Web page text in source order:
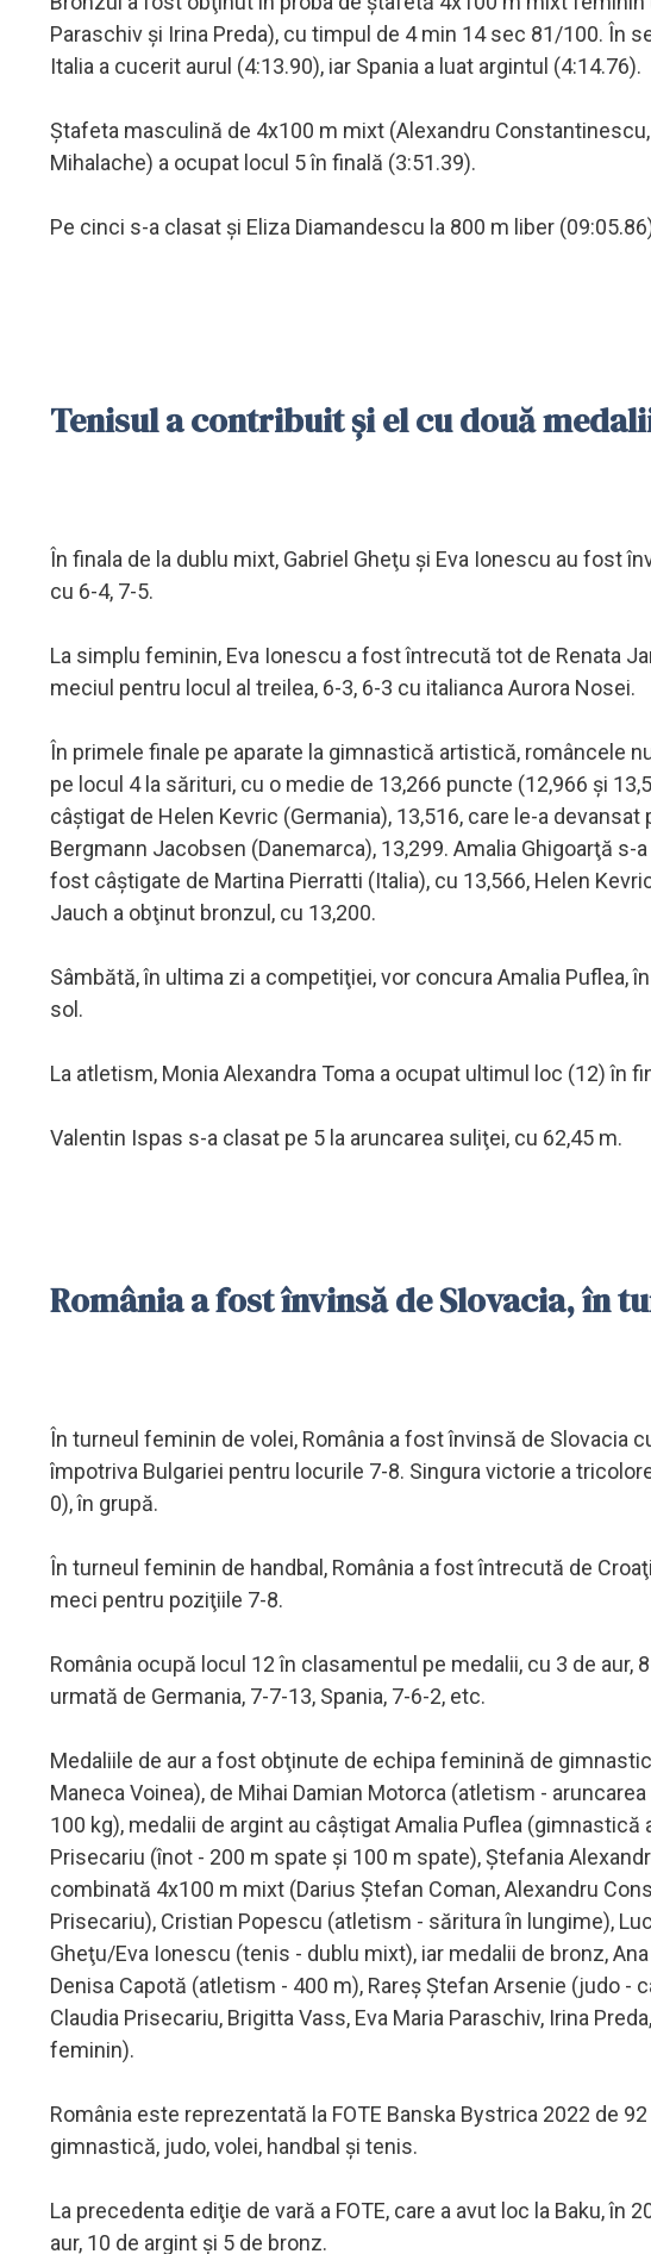
Paraschiv şi Irina Preda), cu timpul de 4 min 14 sec 81/100. În
Italia a cucerit aurul (4:13.90), iar Spania a luat argintul (4:14.76).
Ştafeta masculină de 4x100 m mixt (Alexandru
Mihalache) a ocupat locul 5 în finală (3:51.39).
Pe cinci s-a clasat şi Eliza Diamandescu la 800 m liber
Tenisul a contribuit şi el cu două
În finala de la dublu mixt, Gabriel Gheţu şi Eva Ionescu au fost
cu 6-4, 7-5.
La simplu feminin, Eva Ionescu a fost întrecută tot de Renata
meciul pentru locul al treilea, 6-3, 6-3 cu italianca Aurora Nosei.
În primele finale pe aparate la gimnastică artistică, româncele
pe locul 4 la sărituri, cu o medie de 13,266 puncte (12,966 şi
câştigat de Helen Kevric (Germania), 13,516, care le-a devansat
Bergmann Jacobsen (Danemarca), 13,299. Amalia Ghigoarţă s-
fost câştigate de Martina Pierratti (Italia), cu 13,566, Helen
Jauch a obţinut bronzul, cu 13,200.
Sâmbătă, în ultima zi a competiţiei, vor concura Amalia Puflea,
sol.
La atletism, Monia Alexandra Toma a ocupat ultimul loc (12) în
Valentin Ispas s-a clasat pe 5 la aruncarea suliţei, cu 62,45 m.
România a fost învinsă de Slovacia, în
În turneul feminin de volei, România a fost învinsă de Slovacia
împotriva Bulgariei pentru locurile 7-8. Singura victorie a
0), în grupă.
În turneul feminin de handbal, România a fost întrecută de
meci pentru poziţiile 7-8.
România ocupă locul 12 în clasamentul pe medalii, cu 3 de aur,
urmată de Germania, 7-7-13, Spania, 7-6-2, etc.
Medaliile de aur a fost obţinute de echipa feminină de
Maneca Voinea), de Mihai Damian Motorca (atletism -
100 kg), medalii de argint au câştigat Amalia Puflea
Prisecariu (înot - 200 m spate şi 100 m spate), Ştefania
combinată 4x100 m mixt (Darius Ştefan Coman, Alexandru
Prisecariu), Cristian Popescu (atletism - săritura în lungime),
Gheţu/Eva Ionescu (tenis - dublu mixt), iar medalii de bronz,
Denisa Capotă (atletism - 400 m), Rareş Ştefan Arsenie (judo
Claudia Prisecariu, Brigitta Vass, Eva Maria Paraschiv, Irina
feminin).
România este reprezentată la FOTE Banska Bystrica 2022 de
gimnastică, judo, volei, handbal şi tenis.
La precedenta ediţie de vară a FOTE, care a avut loc la Baku, în
aur, 10 de argint şi 5 de bronz.